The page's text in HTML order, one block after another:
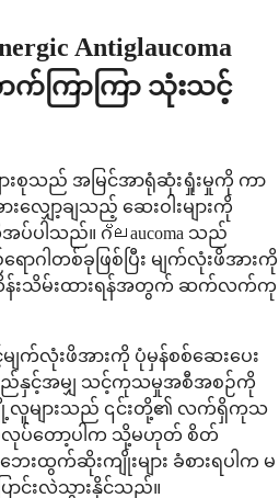
Antiglaucoma
က်ကြာကြာ သုံးသင့်
ျားစုသည် အမြင်အာရုံဆုံးရှုံးမှုကို ကာ
ော့ချသည့် ဆေးဝါးများကို
ပါသည်။ ဂ്ലaucoma သည်
ာဂါတစ်ခုဖြစ်ပြီး မျက်လုံးဖိအားကို
န်းသိမ်းထားရန်အတွက် ဆက်လက်ကု
က်လုံးဖိအားကို ပုံမှန်စစ်ဆေးပေး
သည်နှင့်အမျှ သင့်ကုသမှုအစီအစဉ်ကို
ချို့လူများသည် ၎င်းတို့၏ လက်ရှိကုသ
ပ်တော့ပါက သို့မဟုတ် စိတ်
းထွက်ဆိုးကျိုးများ ခံစားရပါက မ
ောင်းလဲသွားနိုင်သည်။